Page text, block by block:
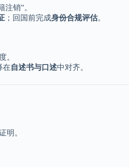
销”。
；回国前完成身份合规评估。
。
在自述书与口述中对齐。
明。